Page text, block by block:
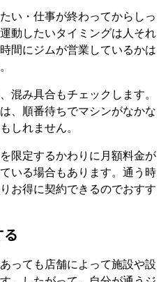
い・仕事が終わってからしっ
動したいタイミングは人それ
間にジムが営業しているかは
混み具合もチェックします。
、順番待ちでマシンがなかな
しれません。
限定するかわりに月額料金が
いる場合もあります。通う時
お得に契約できるのでおすす
っても店舗によって施設や設